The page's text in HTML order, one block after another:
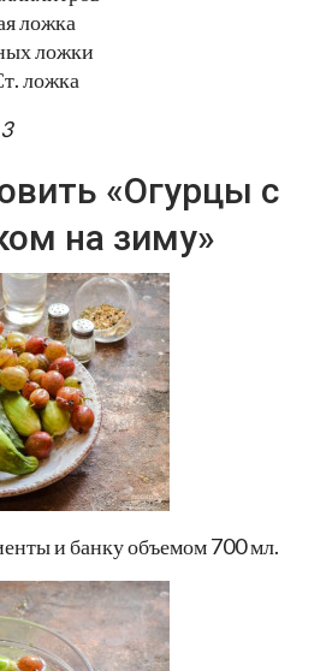
ложка
ложки
ложка
«Огурцы с
на зиму»
и банку объемом 700 мл.